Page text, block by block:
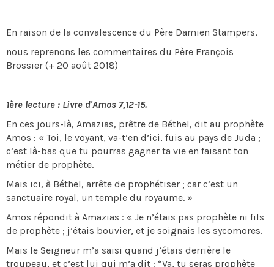
En raison de la convalescence du Père Damien Stampers,
nous reprenons les commentaires du Père François
Brossier (+ 20 août 2018)
1ère lecture : Livre d'Amos 7,12-15.
En ces jours-là, Amazias, prêtre de Béthel, dit au prophète
Amos : « Toi, le voyant, va-t’en d’ici, fuis au pays de Juda ;
c’est là-bas que tu pourras gagner ta vie en faisant ton
métier de prophète.
Mais ici, à Béthel, arrête de prophétiser ; car c’est un
sanctuaire royal, un temple du royaume. »
Amos répondit à Amazias : « Je n’étais pas prophète ni fils
de prophète ; j’étais bouvier, et je soignais les sycomores.
Mais le Seigneur m’a saisi quand j’étais derrière le
troupeau, et c’est lui qui m’a dit : “Va, tu seras prophète